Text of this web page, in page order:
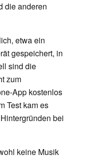
die anderen
etwa ein
gespeichert, in
sind die
zum
App kostenlos
Test kam es
bei
keine Musik